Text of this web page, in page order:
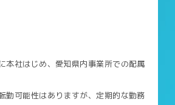
本社はじめ、愛知県内事業所での配属
勤可能性はありますが、定期的な勤務